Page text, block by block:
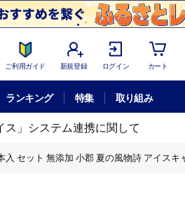
ご利用ガイド 新規登録 ログイン カート
ランキング 特集 取り組み
ス」システム連携に関して
セット 無添加 小郡 夏の風物詩 アイス